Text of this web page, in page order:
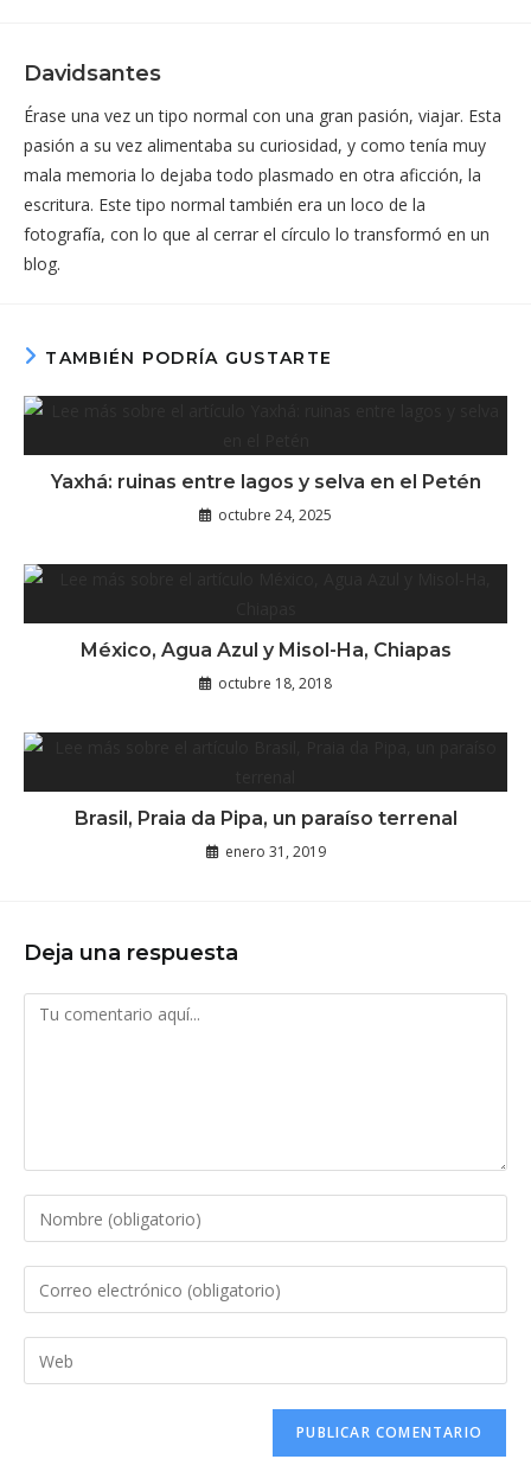
Davidsantes
Érase una vez un tipo normal con una gran pasión, viajar. Esta
pasión a su vez alimentaba su curiosidad, y como tenía muy
mala memoria lo dejaba todo plasmado en otra aficción, la
escritura. Este tipo normal también era un loco de la
fotografía, con lo que al cerrar el círculo lo transformó en un
blog.
TAMBIÉN PODRÍA GUSTARTE
Yaxhá: ruinas entre lagos y selva en el Petén
octubre 24, 2025
México, Agua Azul y Misol-Ha, Chiapas
octubre 18, 2018
Brasil, Praia da Pipa, un paraíso terrenal
enero 31, 2019
Deja una respuesta
Comentario
Introduce
tu
nombre
de
usuario
Introduce
tu
dirección
de
Introduce
la